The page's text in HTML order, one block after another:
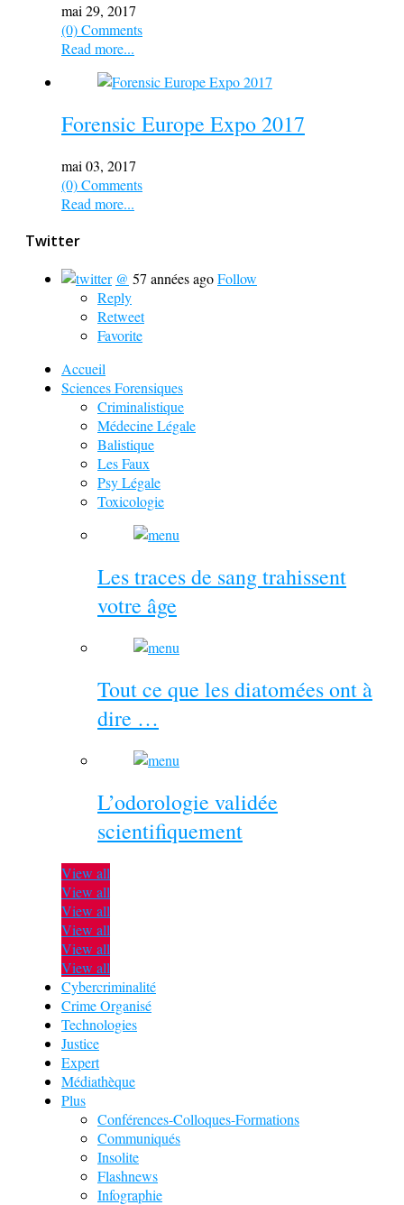
mai 29, 2017
(0) Comments
Read more...
Forensic Europe Expo 2017
mai 03, 2017
(0) Comments
Read more...
Twitter
@ 57 années agoFollow
Reply
Retweet
Favorite
Accueil
Sciences Forensiques
Criminalistique
Médecine Légale
Balistique
Les Faux
Psy Légale
Toxicologie
Les traces de sang trahissent
votre âge
Tout ce que les diatomées ont à
dire …
L’odorologie validée
scientifiquement
View all
View all
View all
View all
View all
View all
Cybercriminalité
Crime Organisé
Technologies
Justice
Expert
Médiathèque
Plus
Conférences-Colloques-Formations
Communiqués
Insolite
Flashnews
Infographie